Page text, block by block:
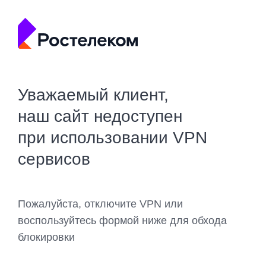
Уважаемый клиент,
наш сайт недоступен
при использовании VPN
сервисов
Пожалуйста, отключите VPN или
воспользуйтесь формой ниже для обхода
блокировки